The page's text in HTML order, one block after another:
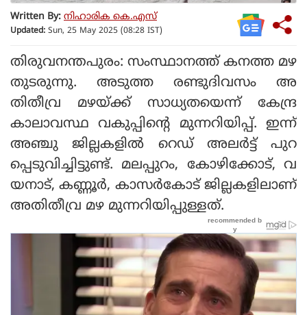
Written By: നിഹാരിക കെ.എസ്
Updated: Sun, 25 May 2025 (08:28 IST)
തിരുവനന്തപുരം: സംസ്ഥാനത്ത് കനത്ത മഴ
തുടരുന്നു. അടുത്ത രണ്ടുദിവസം അ
തിതീവ്ര മഴയ്ക്ക് സാധ്യതയെന്ന് കേന്ദ്ര
കാലാവസ്ഥ വകുപ്പിന്റെ മുന്നറിയിപ്പ്. ഇന്ന്
അഞ്ചു ജില്ലകളില്‍ റെഡ് അലര്‍ട്ട് പുറ
പ്പെടുവിച്ചിട്ടുണ്ട്. മലപ്പുറം, കോഴിക്കോട്, വ
യനാട്, കണ്ണൂര്‍, കാസര്‍കോട് ജില്ലകളിലാണ്
അതിതീവ്ര മഴ മുന്നറിയിപ്പുള്ളത്.